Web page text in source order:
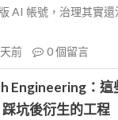
AI 帳號，治理其實
前 0個留言
Engineering：這
坑後衍生的工程